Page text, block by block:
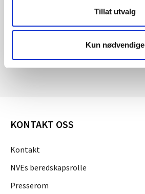
Tillat utvalg
Kun nødvendige
KONTAKT OSS
Kontakt
NVEs beredskapsrolle
Presserom